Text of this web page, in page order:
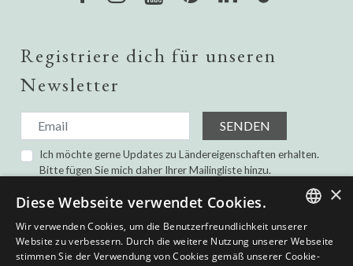
Registriere dich für unseren
Newsletter
SENDEN
Ich möchte gerne Updates zu Ländereigenschaften erhalten.
Bitte fügen Sie mich daher Ihrer Mailingliste hinzu.
Datenschutz-Bestimmungen.
ENGLISH
SPANISH
×
Diese Webseite verwendet Cookies.
Wir verwenden Cookies, um die Benutzerfreundlichkeit unserer
Website zu verbessern. Durch die weitere Nutzung unserer Webseite
stimmen Sie der Verwendung von Cookies gemäß unserer Cookie-